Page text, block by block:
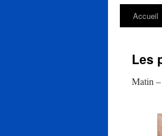
Accueil
Les
Matin –